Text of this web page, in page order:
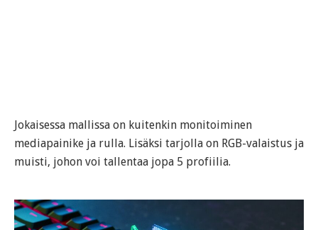
Jokaisessa mallissa on kuitenkin monitoiminen
mediapainike ja rulla. Lisäksi tarjolla on RGB-valaistus ja
muisti, johon voi tallentaa jopa 5 profiilia.